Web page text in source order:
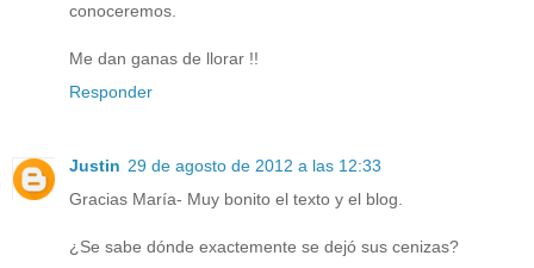
conoceremos.
Me dan ganas de llorar !!
Responder
Justin 29 de agosto de 2012 a las 12:33
Gracias María- Muy bonito el texto y el blog.
¿Se sabe dónde exactemente se dejó sus cenizas?